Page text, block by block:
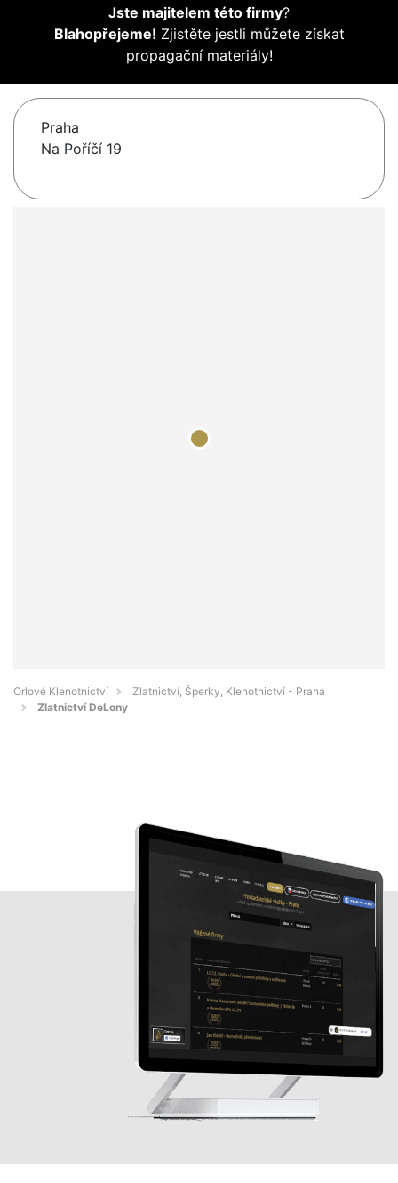
Jste majitelem této firmy?
Blahopřejeme! Zjistěte jestli můžete získat
propagační materiály!
Praha
Na Poříčí 19
Orlové Klenotnictví
Zlatnictví, Šperky, Klenotnictví - Praha
Zlatnictví DeLony